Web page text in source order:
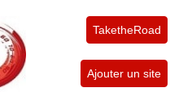
TaketheRoad
Ajouter un site